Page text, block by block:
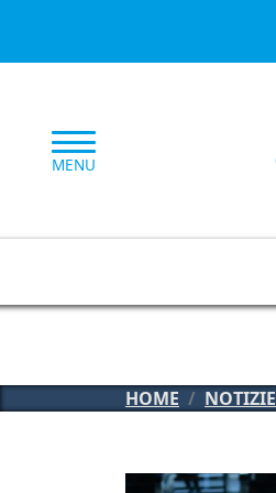
MENU
HOME NOTIZIE